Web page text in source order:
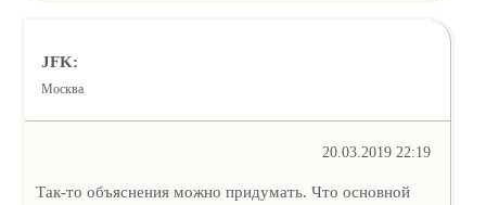
JFK:
Москва
20.03.2019 22:19
Так-то объяснения можно придумать. Что основной